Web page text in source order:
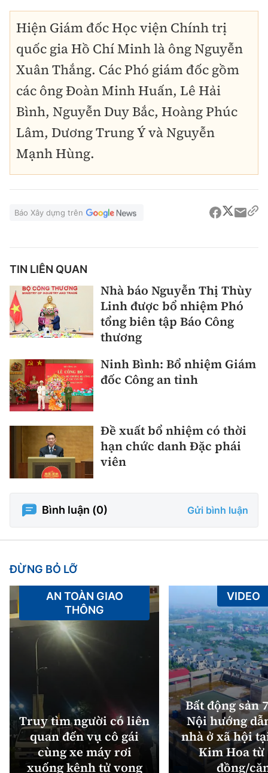
Hiện Giám đốc Học viện Chính trị
quốc gia Hồ Chí Minh là ông Nguyễn
Xuân Thắng. Các Phó giám đốc gồm
các ông Đoàn Minh Huấn, Lê Hải
Bình, Nguyễn Duy Bắc, Hoàng Phúc
Lâm, Dương Trung Ý và Nguyễn
Mạnh Hùng.
Báo Xây dựng trên
TIN LIÊN QUAN
Nhà báo Nguyễn Thị Thùy
Linh được bổ nhiệm Phó
tổng biên tập Báo Công
thương
Ninh Bình: Bổ nhiệm Giám
đốc Công an tỉnh
Đề xuất bổ nhiệm có thời
hạn chức danh Đặc phái
viên
Bình luận (0) Gửi bình luận
ĐỪNG BỎ LỠ
Truy tìm người có liên
quan đến vụ cô gái
cùng xe máy rơi
xuống kênh tử vong
AN TOÀN GIAO
THÔNG
Bất động sản
Nội hướng
nhà ở xã hội
Kim Hoa từ
đồng/
VIDEO